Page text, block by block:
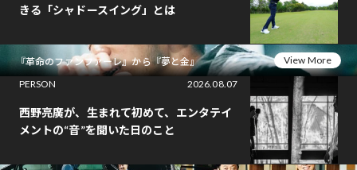
きる「シャドースイング」とは
『革命のファンファーレ』から『夢と金』
View More
PERSON
2026.08.07
西野亮廣が、生まれて初めて、エンタテイ
メントの“音”を聞いた日のこと